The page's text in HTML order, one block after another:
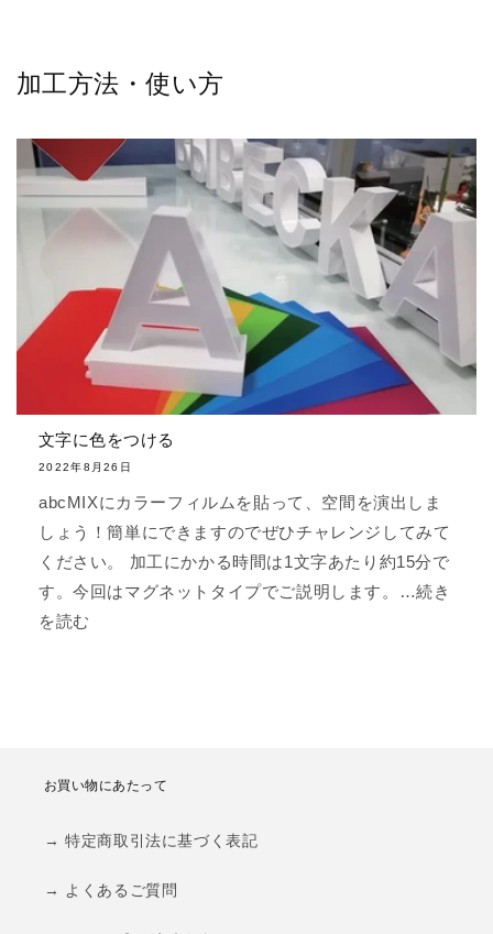
加工方法・使い方
文字に色をつける
2022年8月26日
abcMIXにカラーフィルムを貼って、空間を演出しま
しょう！簡単にできますのでぜひチャレンジしてみて
ください。 加工にかかる時間は1文字あたり約15分で
す。今回はマグネットタイプでご説明します。…続き
を読む
お買い物にあたって
→ 特定商取引法に基づく表記
→ よくあるご質問